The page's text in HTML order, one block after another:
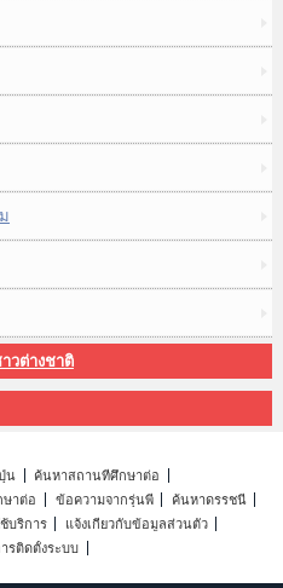
วต่างชาติ
น
ค้นหาสถานที่ศึกษาต่อ
ษาต่อ
ข้อความจากรุ่นพี่
ค้นหาดรรชนี
บริการ
แจ้งเกี่ยวกับข้อมูลส่วนตัว
รติดตั้งระบบ